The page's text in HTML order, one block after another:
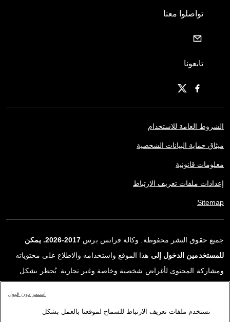
تواصلوا معنا
تابعونا
الشروط العامة للاستخدام
ميثاق حماية البيانات الشخصية
معلومات قانونية
إعدادات ملفات تعريف الارتباط
Sitemap
جميع حقوق النشر محفوظة. وكالة فرانس برس
2017-2026. يمكن
للمستخدمين الدخول إلى هذا الموقع واستخدامه والاطلاع على محتوياته
ومشاركة المحتوى لأغراض شخصية وخاصة وغير تجارية. يُحظر بشكل
ترخيص محددة موقعة مع وكالة فرانس برس. المواد والروابط الواردة في
نستخدم ملفات تعريف الارتباط للسماح لموقعنا بالعمل بشكل
استمر دون قبول